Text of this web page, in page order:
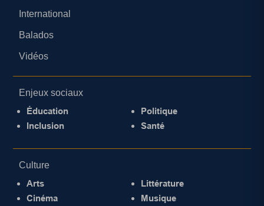
International
Balados
Vidéos
Enjeux sociaux
Éducation
Inclusion
Politique
Santé
Culture
Arts
Cinéma
Littérature
Musique